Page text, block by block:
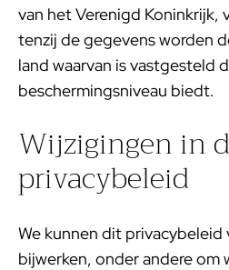
van het Verenigd Koninkrijk,
tenzij de gegevens worden
land waarvan is vastgesteld
beschermingsniveau biedt.
Wijzigingen in
privacybeleid
We kunnen dit
bijwerken, onder andere om